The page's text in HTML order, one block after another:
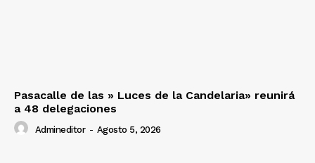
Pasacalle de las » Luces de la Candelaria» reunirá
a 48 delegaciones
Admineditor - Agosto 5, 2026